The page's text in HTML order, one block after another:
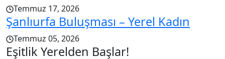
Temmuz 17, 2026
Şanlıurfa Buluşması – Yerel Kadın
Temmuz 05, 2026
Eşitlik Yerelden Başlar!